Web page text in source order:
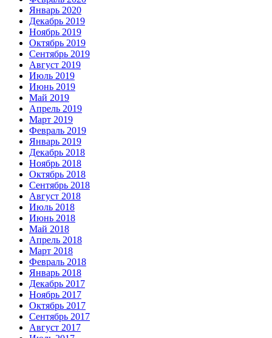
Январь 2020
Декабрь 2019
Ноябрь 2019
Октябрь 2019
Сентябрь 2019
Август 2019
Июль 2019
Июнь 2019
Май 2019
Апрель 2019
Март 2019
Февраль 2019
Январь 2019
Декабрь 2018
Ноябрь 2018
Октябрь 2018
Сентябрь 2018
Август 2018
Июль 2018
Июнь 2018
Май 2018
Апрель 2018
Март 2018
Февраль 2018
Январь 2018
Декабрь 2017
Ноябрь 2017
Октябрь 2017
Сентябрь 2017
Август 2017